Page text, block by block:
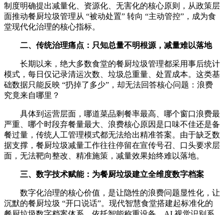
制度明确提出减量化、资源化、无害化的核心原则，从政策层
面推动餐厨垃圾管理从 “被动处置” 转向 “主动管控”，成为食
堂现代化治理的核心指标。
二、传统治理痛点：只知总量不明根源，减量难以落地
长期以来，绝大多数食堂的餐厨垃圾管理都采用事后统计
模式，每日仅记录清运次数、垃圾总重量、处置成本。这类基
础数据只能反映 “扔掉了多少”，却无法回答核心问题：浪费
究竟来自哪里？
具体到运营层面，哪道菜品剩餐率最高、哪个窗口浪费最
严重、哪个时段弃餐量最大、浪费核心原因是口味不佳还是备
餐过量，传统人工管理模式都无法给出精准答案。由于缺乏数
据支撑，餐厨垃圾减量工作往往停留在宣传号召、口头要求层
面，无法靶向整改、精准施策，减量效果始终难以落地。
三、数字技术赋能：为餐厨垃圾建立全维度数字档案
数字化治理的核心价值，是让隐性的浪费问题显性化，让
沉默的餐厨垃圾 “开口说话”。现代智慧食堂搭建起标准化的